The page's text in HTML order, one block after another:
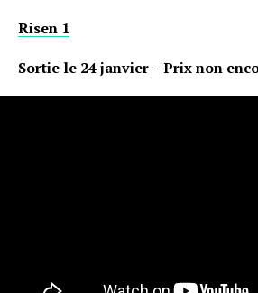
Risen 1
Sortie le 24 janvier – Prix non